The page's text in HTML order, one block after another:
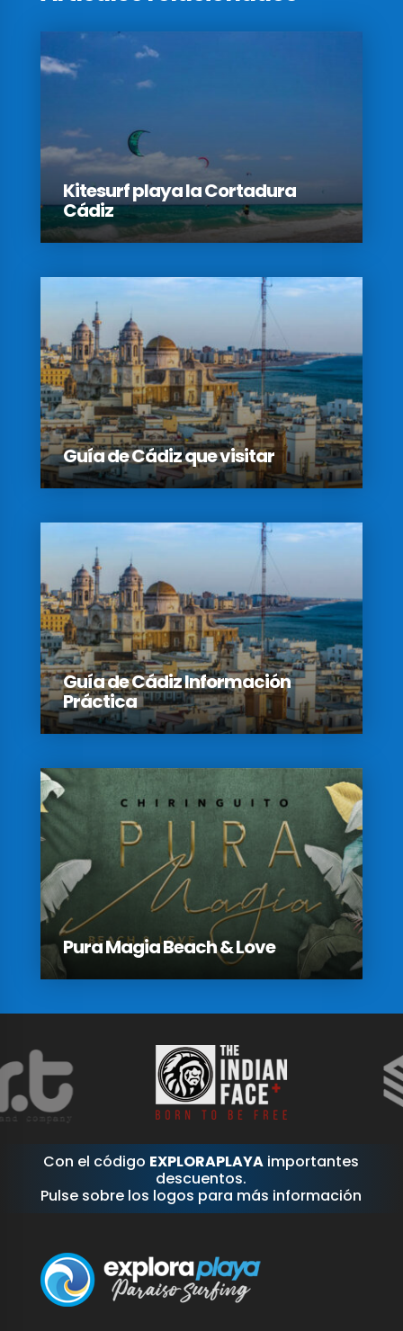
Kitesurf playa la Cortadura
Cádiz
Guía de Cádiz que visitar
Guía de Cádiz Información
Práctica
Pura Magia Beach & Love
Con el código EXPLORAPLAYA importantes
descuentos.
Pulse sobre los logos para más información